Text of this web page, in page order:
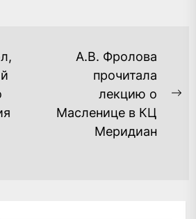
А.В. Фролова
прочитала
лекцию о
Масленице в КЦ
Меридиан